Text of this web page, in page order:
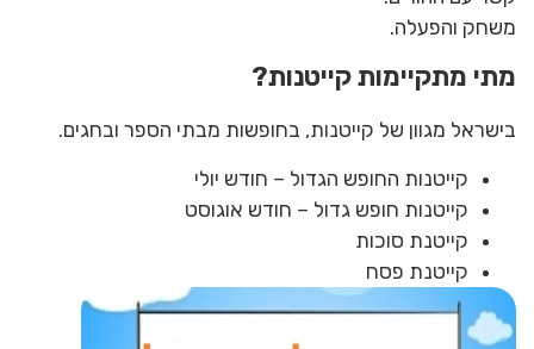
משחק והפעלה.
מתי מתקיימות קייטנות?
בישראל מגוון של קייטנות, בחופשות מבתי הספר ובחגים.
קייטנות החופש הגדול – חודש יולי
קייטנות חופש גדול – חודש אוגוסט
קייטנת סוכות
קייטנת פסח